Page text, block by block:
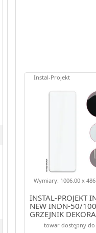
INSTAL-PROJEKT
NEW INDN-50/
GRZEJNIK
1006/486 KOLOR
(ELEGANTE)
Wymiary: 1006.00 x
Instal-Projekt
towar dostępny do